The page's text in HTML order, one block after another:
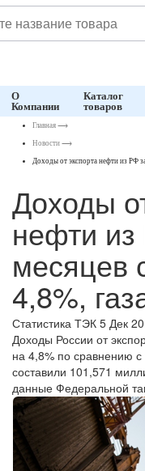
О
Компании
Каталог
товаров
Главная ⟶
Новости ⟶
Доходы от экспорта нефти из РФ
Доходы
нефти
месяцев
4,8%,
Статистика ТЭК 5 Дек
Доходы России от
на 4,8% по сравнению
составили 101,571
данные Федеральной